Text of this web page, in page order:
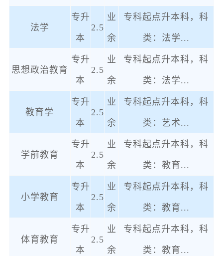
法学
专升
本
2.5
业
余
专科起点升本科，科
类：法学...
思想政治教育
专升
本
2.5
业
余
专科起点升本科，科
类：法学...
教育学
专升
本
2.5
业
余
专科起点升本科，科
类：艺术...
学前教育
专升
本
2.5
业
余
专科起点升本科，科
类：教育...
小学教育
专升
本
2.5
业
余
专科起点升本科，科
类：教育...
体育教育
专升
本
2.5
业
余
专科起点升本科，科
类：教育...